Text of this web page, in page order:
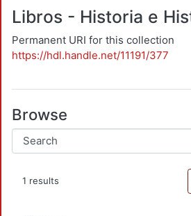
Libros - Historia e
Permanent URI for this collection
https://hdl.handle.net/11191/377
Browse
1 results